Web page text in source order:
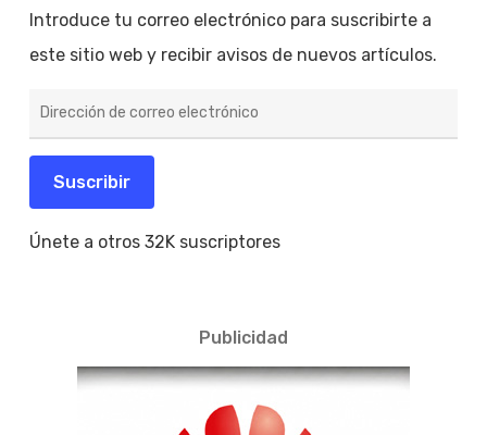
Introduce tu correo electrónico para suscribirte a
este sitio web y recibir avisos de nuevos artículos.
electrónico
Suscribir
Únete a otros 32K suscriptores
Publicidad